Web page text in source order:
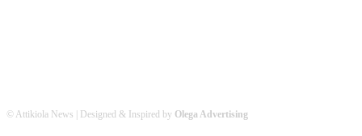
© Attikiola News | Designed & Inspired by Olega Advertising